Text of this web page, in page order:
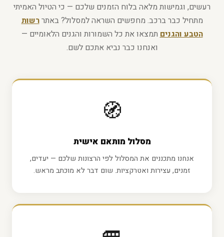
רעשים, וגמישות מלאה בלוח הזמנים שלכם — כי הטיול האמיתי
מתחיל כבר ברכב. מחפשים השראה למסלול? באתררשות
הטבע והגניםתמצאו את כל השמורות והגנים הלאומיים —
ואנחנו כבר נביא אתכם לשם.
🧭
מסלול מותאם אישית
אנחנו מתכננים את המסלול לפי הרצונות שלכם — יעדים,
זמנים, עצירות ואטרקציות. שום דבר לא מוכתב מראש.